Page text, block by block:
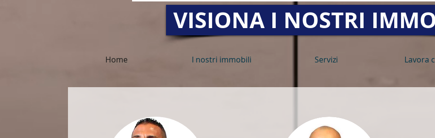
VISIONA I NOSTRI
Home I nostri immobili Servizi Lavora